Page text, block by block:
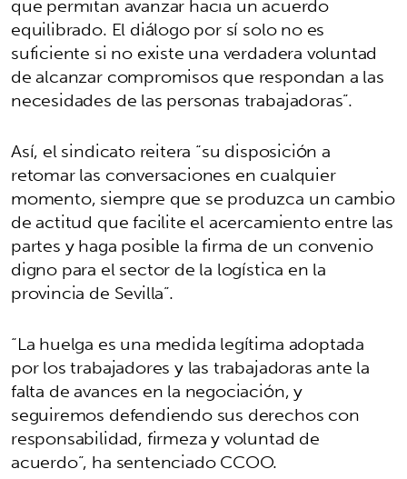
equilibrado. El diálogo por sí solo no es
suficiente si no existe una verdadera voluntad
de alcanzar compromisos que respondan a las
necesidades de las personas trabajadoras”.
Así, el sindicato reitera “su disposición a
retomar las conversaciones en cualquier
momento, siempre que se produzca un cambio
de actitud que facilite el acercamiento entre las
partes y haga posible la firma de un convenio
digno para el sector de la logística en la
provincia de Sevilla”.
“La huelga es una medida legítima adoptada
por los trabajadores y las trabajadoras ante la
falta de avances en la negociación, y
seguiremos defendiendo sus derechos con
responsabilidad, firmeza y voluntad de
acuerdo”, ha sentenciado CCOO.